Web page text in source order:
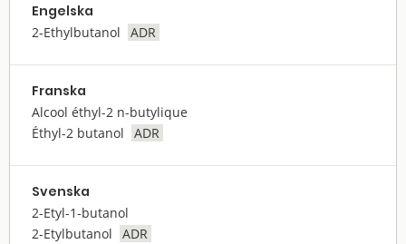
Engelska
2-Ethylbutanol ADR
Franska
Alcool éthyl-2 n-butylique
Éthyl-2 butanol
ADR
Svenska
2-Etyl-1-butanol
2-Etylbutanol
ADR